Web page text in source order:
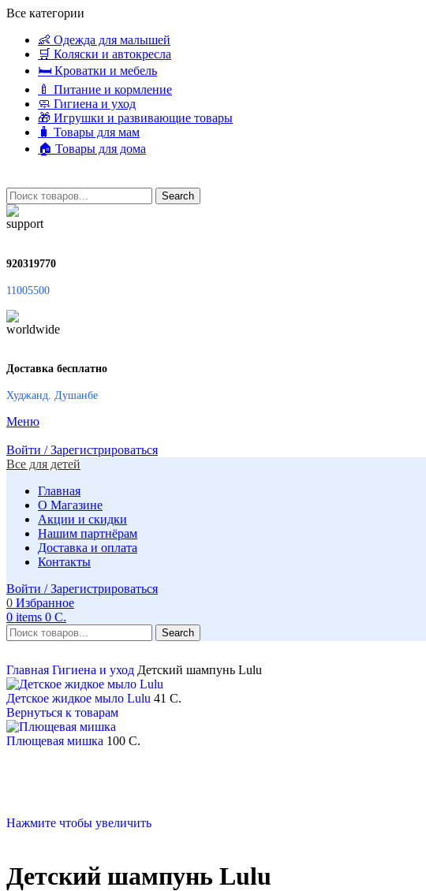
Все категории
👶 Одежда для малышей
🛒 Коляски и автокресла
🛏 Кроватки и мебель
🍼 Питание и кормление
🧼 Гигиена и уход
🎁 Игрушки и развивающие товары
🧳 Товары для мам
🏠 Товары для дома
Search
920319770
11005500
Доставка бесплатно
Худжанд. Душанбе
Меню
Войти / Зарегистрироваться
Все для детей
Главная
О Магазине
Акции и скидки
Нашим партнёрам
Доставка и оплата
Контакты
Войти / Зарегистрироваться
0 Избранное
0 items 0 C.
Search
Главная Гигиена и уход Детский шампунь Lulu
Детское жидкое мыло Lulu 41 C.
Вернуться к товарам
Плющевая мишка 100 C.
Нажмите чтобы увеличить
Детский шампунь Lulu